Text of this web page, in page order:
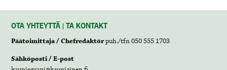
OTA YHTEYTTÄ | TA KONTAKT
Päätoimittaja / Chefredaktörpuh./tfn 050 555 1703
Sähköposti / E-post